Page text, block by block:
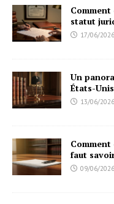
statut
17/06/2026
Un
États-Unis
13/06/2026
faut
09/06/2026